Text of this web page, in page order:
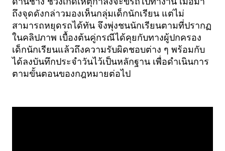
ถึงจุดดังกล่าวมองเห็นกลุ่มเด็กนักเรียน แต่ไม่
สามารถหยุดรถได้ทัน จึงพุ่งชนนักเรียนตามที่ปรากฏ
ในคลิปภาพ เบื้องต้นคู่กรณีได้คุยกับทางผู้ปกครอง
เด็กนักเรียนแล้วถึงความรับผิดชอบต่าง ๆ พร้อมกับ
ได้ลงบันทึกประจำวันไว้เป็นหลักฐาน เพื่อดำเนินการ
ตามขั้นตอนของกฎหมายต่อไป